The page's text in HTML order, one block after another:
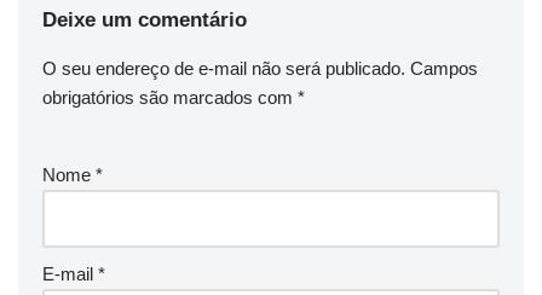
Deixe um comentário
O seu endereço de e-mail não será publicado. Campos
obrigatórios são marcados com *
Nome *
E-mail *